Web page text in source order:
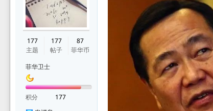
177
主题
177
帖子
87
菲华币
菲华卫士
积分
177